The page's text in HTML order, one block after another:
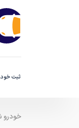
ثبت
خودرو